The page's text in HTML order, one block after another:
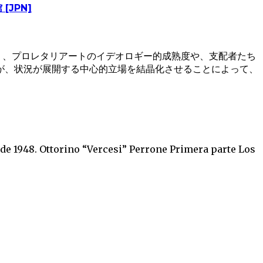
[JPN]
プロレタリアートのイデオロギー的成熟度や、支配者たち
状況が展開する中心的立場を結晶化させることによって、
1948. Ottorino “Vercesi” Perrone Primera parte Los